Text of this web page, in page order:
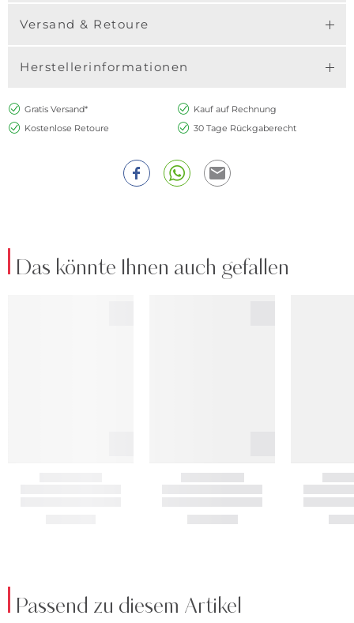
Versand & Retoure
Herstellerinformationen
Gratis Versand*
Kauf auf Rechnung
Kostenlose Retoure
30 Tage Rückgaberecht
Das könnte Ihnen auch gefallen
Passend zu diesem Artikel